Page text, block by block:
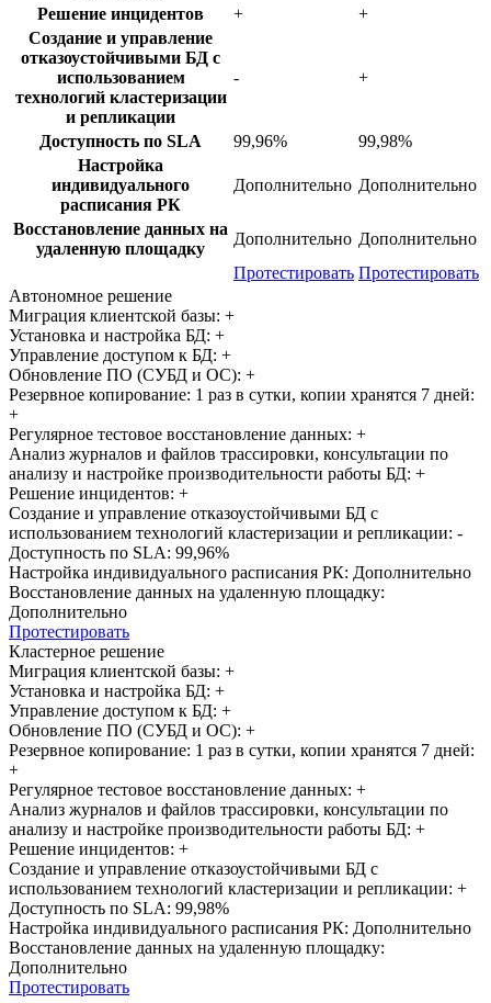
Решение инцидентов +
+
Создание и управление
отказоустойчивыми БД с
использованием
технологий кластеризации
и репликации
- +
Доступность по SLA 99,96%
99,98%
Настройка
индивидуального
расписания РК
Дополнительно Дополнительно
Восстановление данных на
удаленную площадку
Дополнительно Дополнительно
Протестировать Протестировать
Автономное решение
Миграция клиентской базы: +
Установка и настройка БД: +
Управление доступом к БД: +
Обновление ПО (СУБД и ОС): +
Резервное копирование: 1 раз в сутки, копии хранятся 7 дней:
+
Регулярное тестовое восстановление данных: +
Анализ журналов и файлов трассировки, консультации по
анализу и настройке производительности работы БД: +
Решение инцидентов: +
Создание и управление отказоустойчивыми БД с
использованием технологий кластеризации и репликации: -
Доступность по SLA: 99,96%
Настройка индивидуального расписания РК: Дополнительно
Восстановление данных на удаленную площадку:
Дополнительно
Протестировать
Кластерное решение
Миграция клиентской базы: +
Установка и настройка БД: +
Управление доступом к БД: +
Обновление ПО (СУБД и ОС): +
Резервное копирование: 1 раз в сутки, копии хранятся 7 дней:
+
Регулярное тестовое восстановление данных: +
Анализ журналов и файлов трассировки, консультации по
анализу и настройке производительности работы БД: +
Решение инцидентов: +
Создание и управление отказоустойчивыми БД с
использованием технологий кластеризации и репликации: +
Доступность по SLA: 99,98%
Настройка индивидуального расписания РК: Дополнительно
Восстановление данных на удаленную площадку:
Дополнительно
Протестировать